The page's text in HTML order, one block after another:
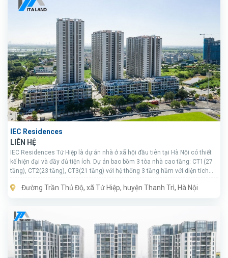
IEC Residences
LIÊN HỆ
IEC Residences Tứ Hiệp là dự án nhà ở xã hội đầu tiên tại Hà Nội có thiết
kế hiện đại và đầy đủ tiện ích. Dự án bao bồm 3 tòa nhà cao tầng: CT1(27
tầng), CT2(23 tầng), CT3(21 tầng) với hệ thống 3 tầng hầm với diện tích
chung cư là 84 căn shophouse, tầng 2 là khu thương mại dịch vụ cho
Đường Trần Thủ Độ, xã Tứ Hiệp, huyện Thanh Trì, Hà Nội